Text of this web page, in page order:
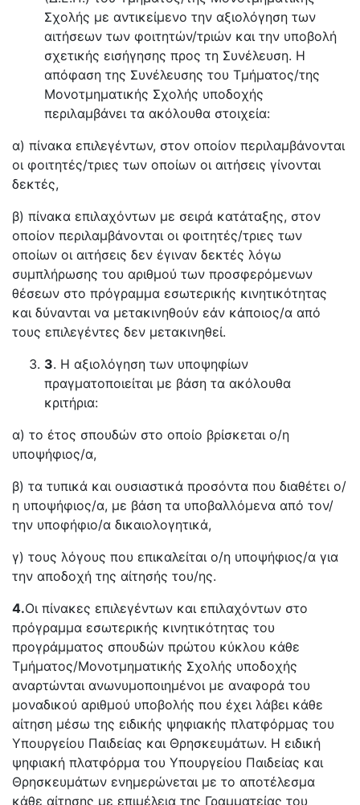
Σχολής με αντικείμενο την αξιολόγηση των
αιτήσεων των φοιτητών/τριών και την υποβολή
σχετικής εισήγησης προς τη Συνέλευση. Η
απόφαση της Συνέλευσης του Τμήματος/της
Μονοτμηματικής Σχολής υποδοχής
περιλαμβάνει τα ακόλουθα στοιχεία:
α) πίνακα επιλεγέντων, στον οποίον περιλαμβάνονται
οι φοιτητές/τριες των οποίων οι αιτήσεις γίνονται
δεκτές,
β) πίνακα επιλαχόντων με σειρά κατάταξης, στον
οποίον περιλαμβάνονται οι φοιτητές/τριες των
οποίων οι αιτήσεις δεν έγιναν δεκτές λόγω
συμπλήρωσης του αριθμού των προσφερόμενων
θέσεων στο πρόγραμμα εσωτερικής κινητικότητας
και δύνανται να μετακινηθούν εάν κάποιος/α από
τους επιλεγέντες δεν μετακινηθεί.
3. Η αξιολόγηση των υποψηφίων
πραγματοποιείται με βάση τα ακόλουθα
κριτήρια:
α) το έτος σπουδών στο οποίο βρίσκεται ο/η
υποψήφιος/α,
β) τα τυπικά και ουσιαστικά προσόντα που διαθέτει ο/
η υποψήφιος/α, με βάση τα υποβαλλόμενα από τον/
την υποφήφιο/α δικαιολογητικά,
γ) τους λόγους που επικαλείται ο/η υποψήφιος/α για
την αποδοχή της αίτησής του/ης.
4.Οι πίνακες επιλεγέντων και επιλαχόντων στο
πρόγραμμα εσωτερικής κινητικότητας του
προγράμματος σπουδών πρώτου κύκλου κάθε
Τμήματος/Μονοτμηματικής Σχολής υποδοχής
αναρτώνται ανωνυμοποιημένοι με αναφορά του
μοναδικού αριθμού υποβολής που έχει λάβει κάθε
αίτηση μέσω της ειδικής ψηφιακής πλατφόρμας του
Υπουργείου Παιδείας και Θρησκευμάτων. Η ειδική
ψηφιακή πλατφόρμα του Υπουργείου Παιδείας και
Θρησκευμάτων ενημερώνεται με το αποτέλεσμα
κάθε αίτησης με επιμέλεια της Γραμματείας του